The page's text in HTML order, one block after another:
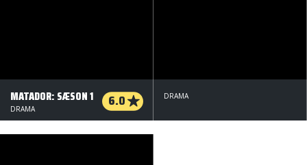
MATADOR: SÆSON 1 6.0
DRAMA
DRAMA